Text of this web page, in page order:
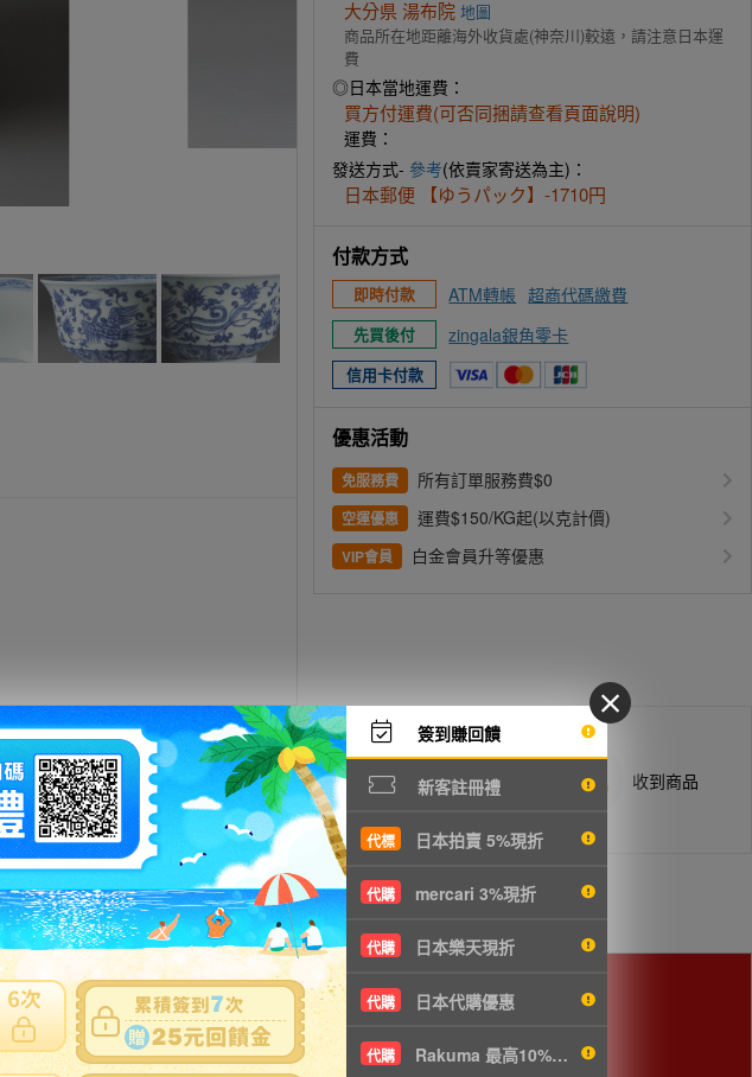
簽到賺回饋
新客註冊禮
代標 日本拍賣 5%現折
代購 mercari 3%現折
代購 日本樂天現折
代購 日本代購優惠
代購 Rakuma 最高10%現折
大分県 湯布院 地圖
商品所在地距離海外收貨處(神奈川)較遠，請注意日本運
費
◎日本當地運費：
買方付運費(可否同捆請查看頁面說明)
運費：
發送方式- 參考(依賣家寄送為主)：
日本郵便 【ゆうパック】-1710円
付款方式
即時付款 ATM轉帳 超商代碼繳費
先買後付 zingala銀角零卡
信用卡付款
優惠活動
免服務費 所有訂單服務費$0
空運優惠 運費$150/KG起(以克計價)
VIP會員 白金會員升等優惠
得標填寫委託單 商品抵台通知出貨 收到商品